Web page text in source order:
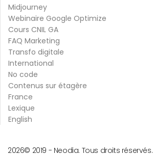
Midjourney
Webinaire Google Optimize
Cours CNIL GA
FAQ Marketing
Transfo digitale
International
No code
Contenus sur étagère
France
Lexique
English
© 2019 -
2026 Neodia. Tous droits réservés.